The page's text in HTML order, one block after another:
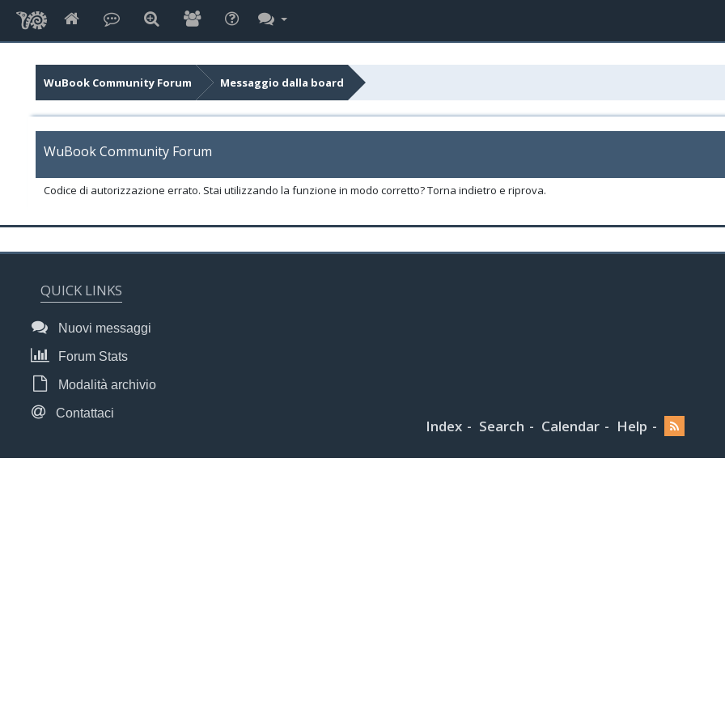
WuBook Community Forum Messaggio dalla board
WuBook Community Forum
Codice di autorizzazione errato. Stai utilizzando la funzione in modo corretto? Torna indietro e riprova.
QUICK LINKS
Nuovi messaggi
Forum Stats
Modalità archivio
Contattaci
Index Search Calendar Help